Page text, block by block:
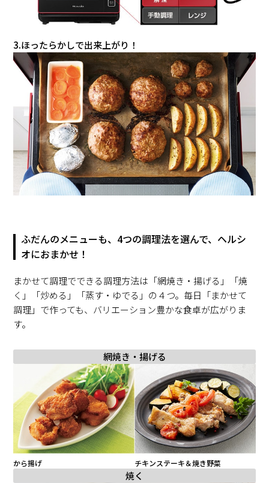
3.ほったらかしで出来上がり！
ふだんのメニューも、4つの調理法を選んで、ヘルシ
オにおまかせ！
まかせて調理でできる調理方法は「網焼き・揚げる」「焼
く」「炒める」「蒸す・ゆでる」の４つ。毎日「まかせて
調理」で作っても、バリエーション豊かな食卓が広がりま
す。
網焼き・揚げる
から揚げ チキンステーキ＆焼き野菜
焼く